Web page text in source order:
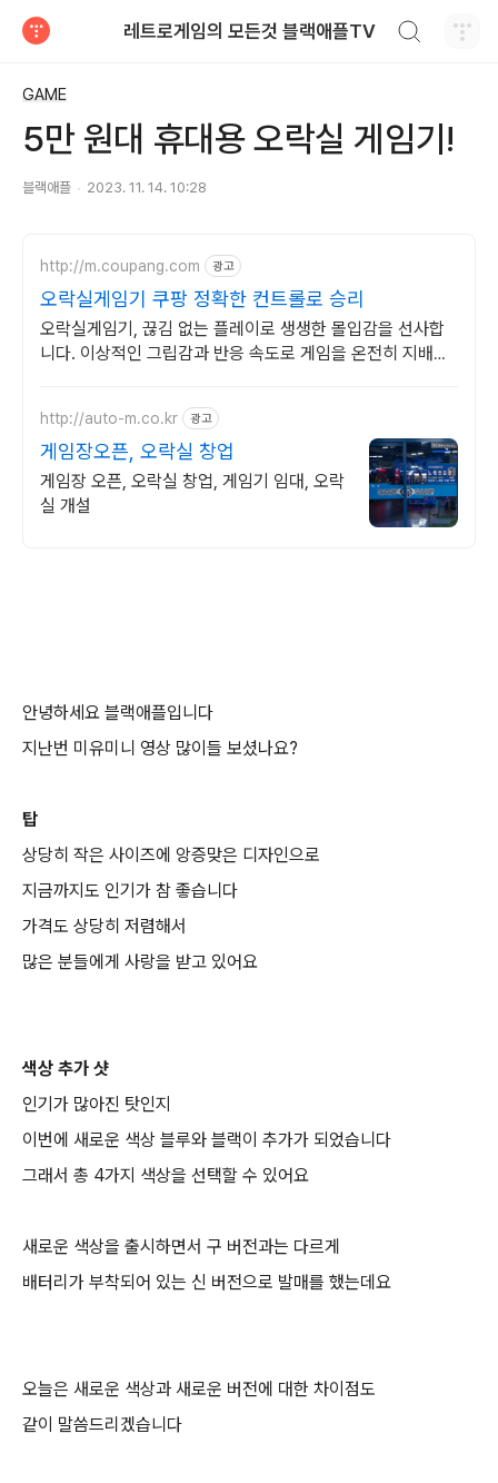
레트로게임의 모든것 블랙애플TV
GAME
5만 원대 휴대용 오락실 게임기!
블랙애플 2023. 11. 14. 10:28
http://m.coupang.com 광고
오락실게임기 쿠팡 정확한 컨트롤로 승리
오락실게임기, 끊김 없는 플레이로 생생한 몰입감을 선사합
니다. 이상적인 그립감과 반응 속도로 게임을 온전히 지배하
http://auto-m.co.kr 광고
게임장오픈, 오락실 창업
게임장 오픈, 오락실 창업, 게임기 임대, 오락
실 개설
안녕하세요 블랙애플입니다
지난번 미유미니 영상 많이들 보셨나요?
탑
상당히 작은 사이즈에 앙증맞은 디자인으로
지금까지도 인기가 참 좋습니다
가격도 상당히 저렴해서
많은 분들에게 사랑을 받고 있어요
색상 추가 샷
인기가 많아진 탓인지
이번에 새로운 색상 블루와 블랙이 추가가 되었습니다
그래서 총 4가지 색상을 선택할 수 있어요
새로운 색상을 출시하면서 구 버전과는 다르게
배터리가 부착되어 있는 신 버전으로 발매를 했는데요
오늘은 새로운 색상과 새로운 버전에 대한 차이점도
같이 말씀드리겠습니다